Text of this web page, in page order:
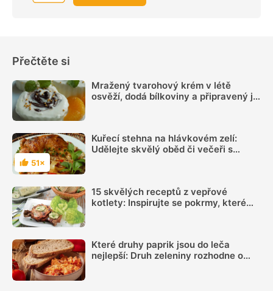
Přečtěte si
Mražený tvarohový krém v létě
osvěží, dodá bílkoviny a připravený je
Hodnocení
51×
Kuřecí stehna na hlávkovém zelí:
Udělejte skvělý oběd či večeři s
15 skvělých receptů z vepřové
kotlety: Inspirujte se pokrmy, které
Které druhy paprik jsou do leča
nejlepší: Druh zeleniny rozhodne o